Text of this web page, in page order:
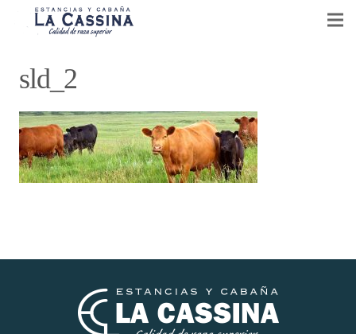
VENTA DE REPRODUCTORES
EVENTOS
CONTACTO
sld_2